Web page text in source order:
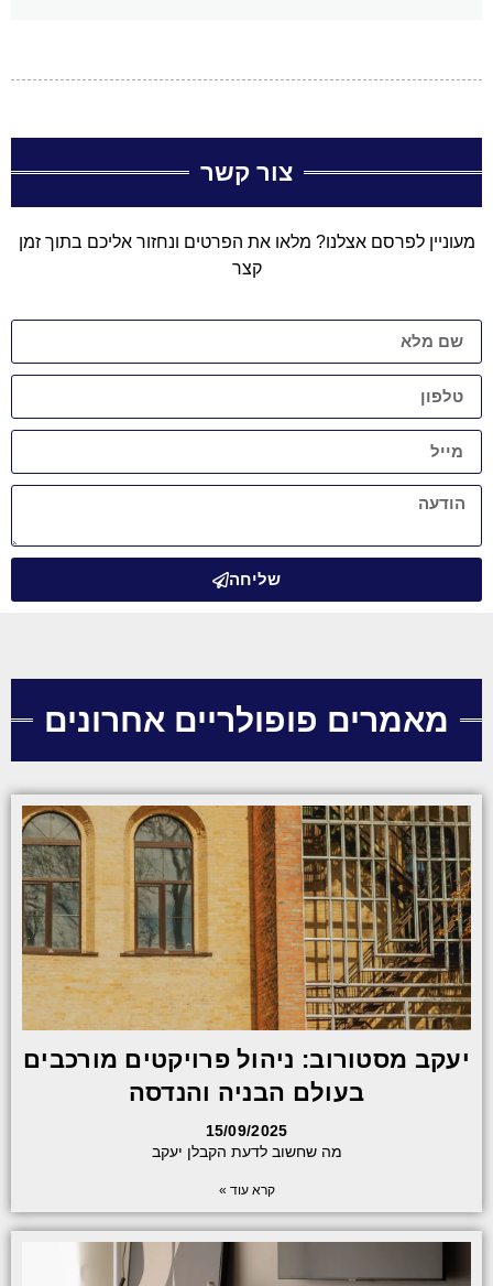
צור קשר
מעוניין לפרסם אצלנו? מלאו את הפרטים ונחזור אליכם בתוך זמן
קצר
שליחה
מאמרים פופולריים אחרונים
יעקב מסטורוב: ניהול פרויקטים מורכבים
בעולם הבניה והנדסה
15/09/2025
מה שחשוב לדעת הקבלן יעקב
קרא עוד »